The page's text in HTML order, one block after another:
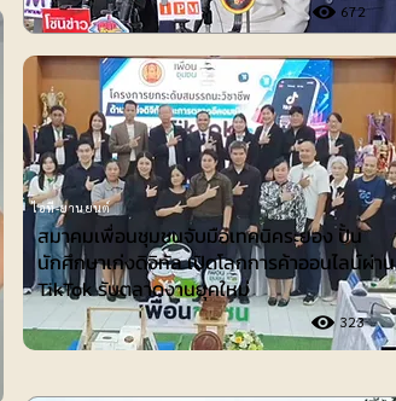
672
ไอที-ยานยนต์
สมาคมเพื่อนชุมชนจับมือเทคนิคระยอง ปั้น
นักศึกษาเก่งดิจิทัล เปิดโลกการค้าออนไลน์ผ่าน
TikTok รับตลาดงานยุคใหม่
323